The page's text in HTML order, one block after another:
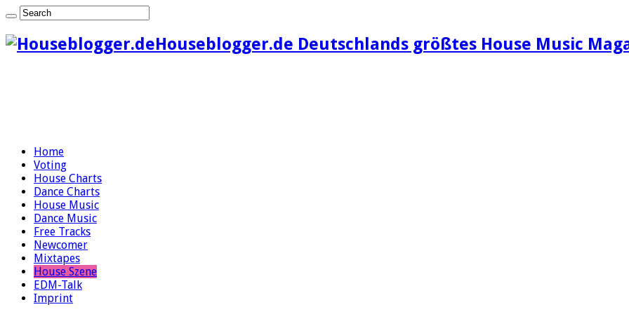
Houseblogger.de Deutschlands größtes House Music
Home
Voting
House Charts
Dance Charts
House Music
Dance Music
Free Tracks
Newcomer
Mixtapes
House Szene
EDM-Talk
Imprint